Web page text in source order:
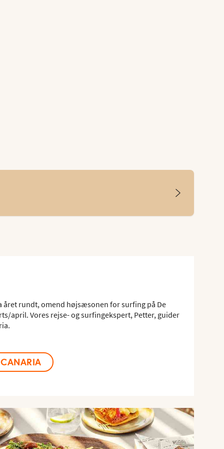
året rundt, omend højsæsonen for surfing på De
april. Vores rejse- og surfingekspert, Petter, guider